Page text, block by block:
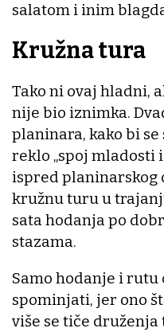
salatom i inim
Kružna tura
Tako ni ovaj hladni,
nije bio iznimka.
planinara, kako bi
reklo „spoj mladosti
ispred planinarskog
kružnu turu u
sata hodanja po
stazama.
Samo hodanje i rutu
spominjati, jer ono
više se tiče